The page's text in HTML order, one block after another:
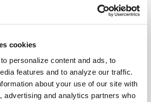
cookies
personalize content and ads, to
features and to analyze our traffic.
about your use of our site with
advertising and analytics partners who
to provide you with the
knowledge to represent BGE’s
®
sessions with the BGE technical
to tools and resources including
materials for your customers